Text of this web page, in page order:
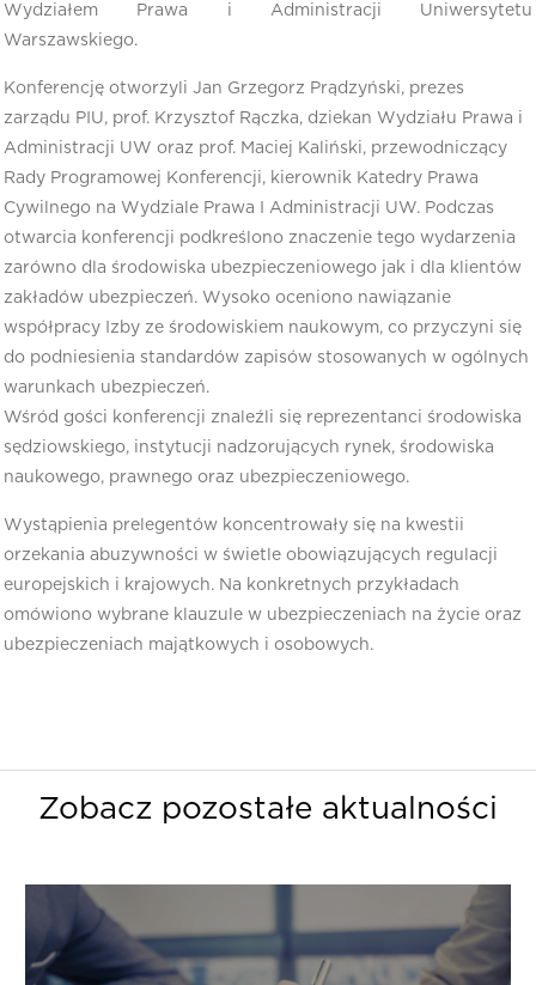
Wydziałem Prawa i Administracji Uniwersytetu
Warszawskiego.
Konferencję otworzyli Jan Grzegorz Prądzyński, prezes
zarządu PIU, prof. Krzysztof Rączka, dziekan Wydziału Prawa i
Administracji UW oraz prof. Maciej Kaliński, przewodniczący
Rady Programowej Konferencji, kierownik Katedry Prawa
Cywilnego na Wydziale Prawa I Administracji UW. Podczas
otwarcia konferencji podkreślono znaczenie tego wydarzenia
zarówno dla środowiska ubezpieczeniowego jak i dla klientów
zakładów ubezpieczeń. Wysoko oceniono nawiązanie
współpracy Izby ze środowiskiem naukowym, co przyczyni się
do podniesienia standardów zapisów stosowanych w ogólnych
warunkach ubezpieczeń.
Wśród gości konferencji znaleźli się reprezentanci środowiska
sędziowskiego, instytucji nadzorujących rynek, środowiska
naukowego, prawnego oraz ubezpieczeniowego.
Wystąpienia prelegentów koncentrowały się na kwestii
orzekania abuzywności w świetle obowiązujących regulacji
europejskich i krajowych. Na konkretnych przykładach
omówiono wybrane klauzule w ubezpieczeniach na życie oraz
ubezpieczeniach majątkowych i osobowych.
Zobacz pozostałe aktualności